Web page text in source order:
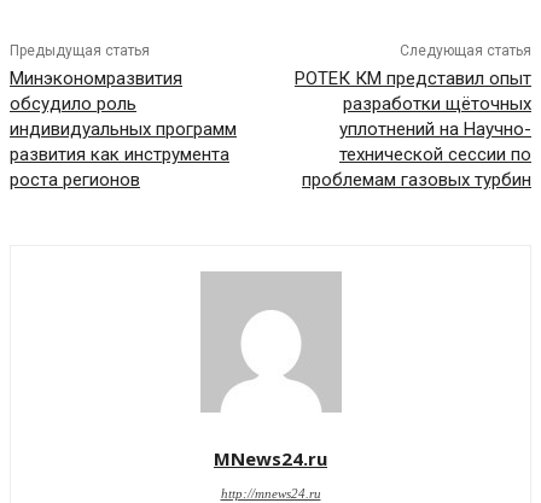
Предыдущая статья
Минэкономразвития
обсудило роль
индивидуальных программ
развития как инструмента
роста регионов
Следующая статья
РОТЕК КМ представил опыт
разработки щёточных
уплотнений на Научно-
технической сессии по
проблемам газовых турбин
MNews24.ru
http://mnews24.ru